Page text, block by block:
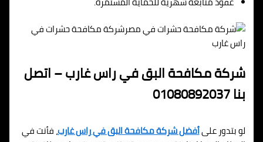
شركة مكافحة حشرات في
راس غارب
شركة مكافحة البق في راس غارب – اتصل
بنا 01080892037
لو بتدور علىأفضل شركة مكافحة البق في راس غارب، فأنت في